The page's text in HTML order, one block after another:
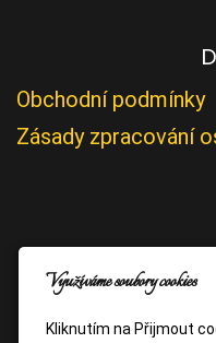
Obchodní podmínky
Zásady zpracování
Využíváme soubory cookies
Kliknutím na Přijmout